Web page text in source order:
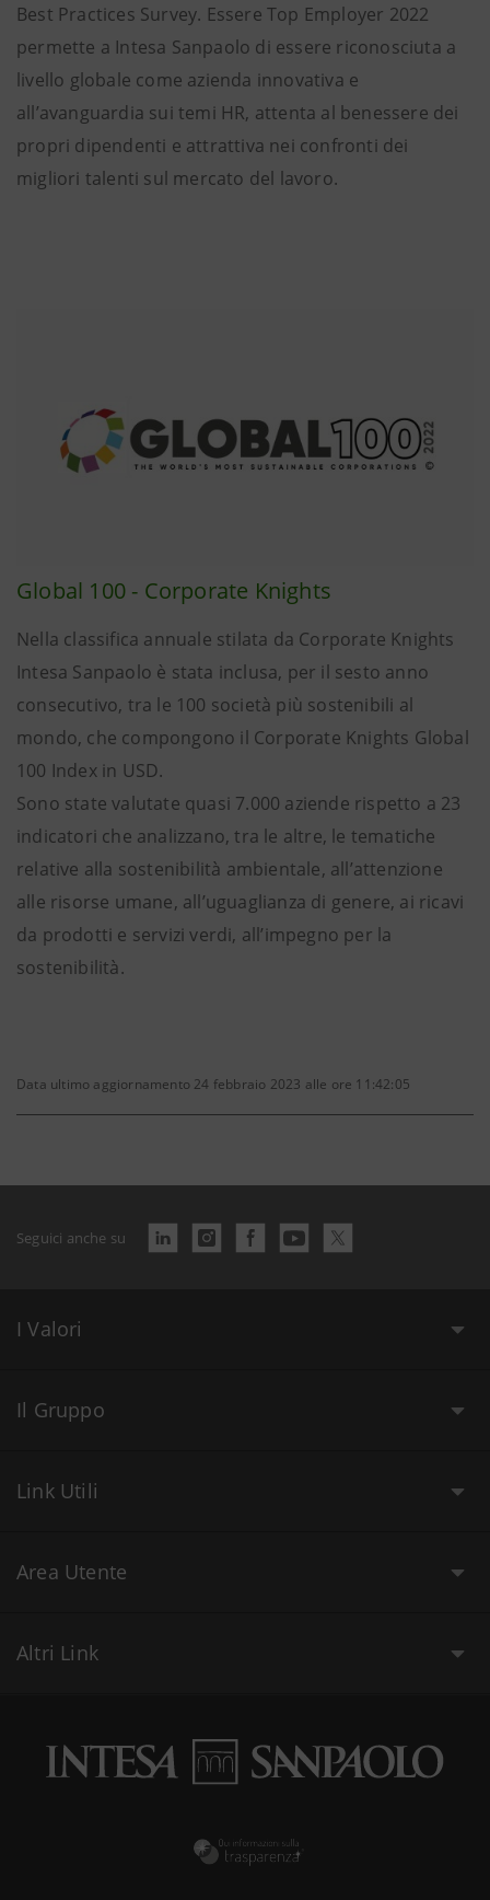
Best Practices Survey. Essere Top Employer 2022
permette a Intesa Sanpaolo di essere riconosciuta a
livello globale come azienda innovativa e
all’avanguardia sui temi HR, attenta al benessere dei
propri dipendenti e attrattiva nei confronti dei
migliori talenti sul mercato del lavoro.
Global 100 - Corporate Knights
Nella classifica annuale stilata da Corporate Knights
Intesa Sanpaolo è stata inclusa, per il sesto anno
consecutivo, tra le 100 società più sostenibili al
mondo, che compongono il Corporate Knights Global
100 Index in USD.
Sono state valutate quasi 7.000 aziende rispetto a 23
indicatori che analizzano, tra le altre, le tematiche
relative alla sostenibilità ambientale, all’attenzione
alle risorse umane, all’uguaglianza di genere, ai ricavi
da prodotti e servizi verdi, all’impegno per la
sostenibilità.
Data ultimo aggiornamento 24 febbraio 2023 alle ore 11:42:05
Seguici anche su
I Valori
Il Gruppo
Link Utili
Area Utente
Altri Link